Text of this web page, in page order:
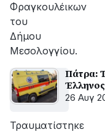
Φραγκουλέικων
του
Δήμου
Μεσολογγίου.
Πάτρα:
26 Αυγ
Τραυματίστηκε